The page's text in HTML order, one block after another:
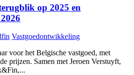
op 2025 en
Vastgoedontwikkeling
voor het Belgische vastgoed, met
prijzen. Samen met Jeroen Verstuyft,